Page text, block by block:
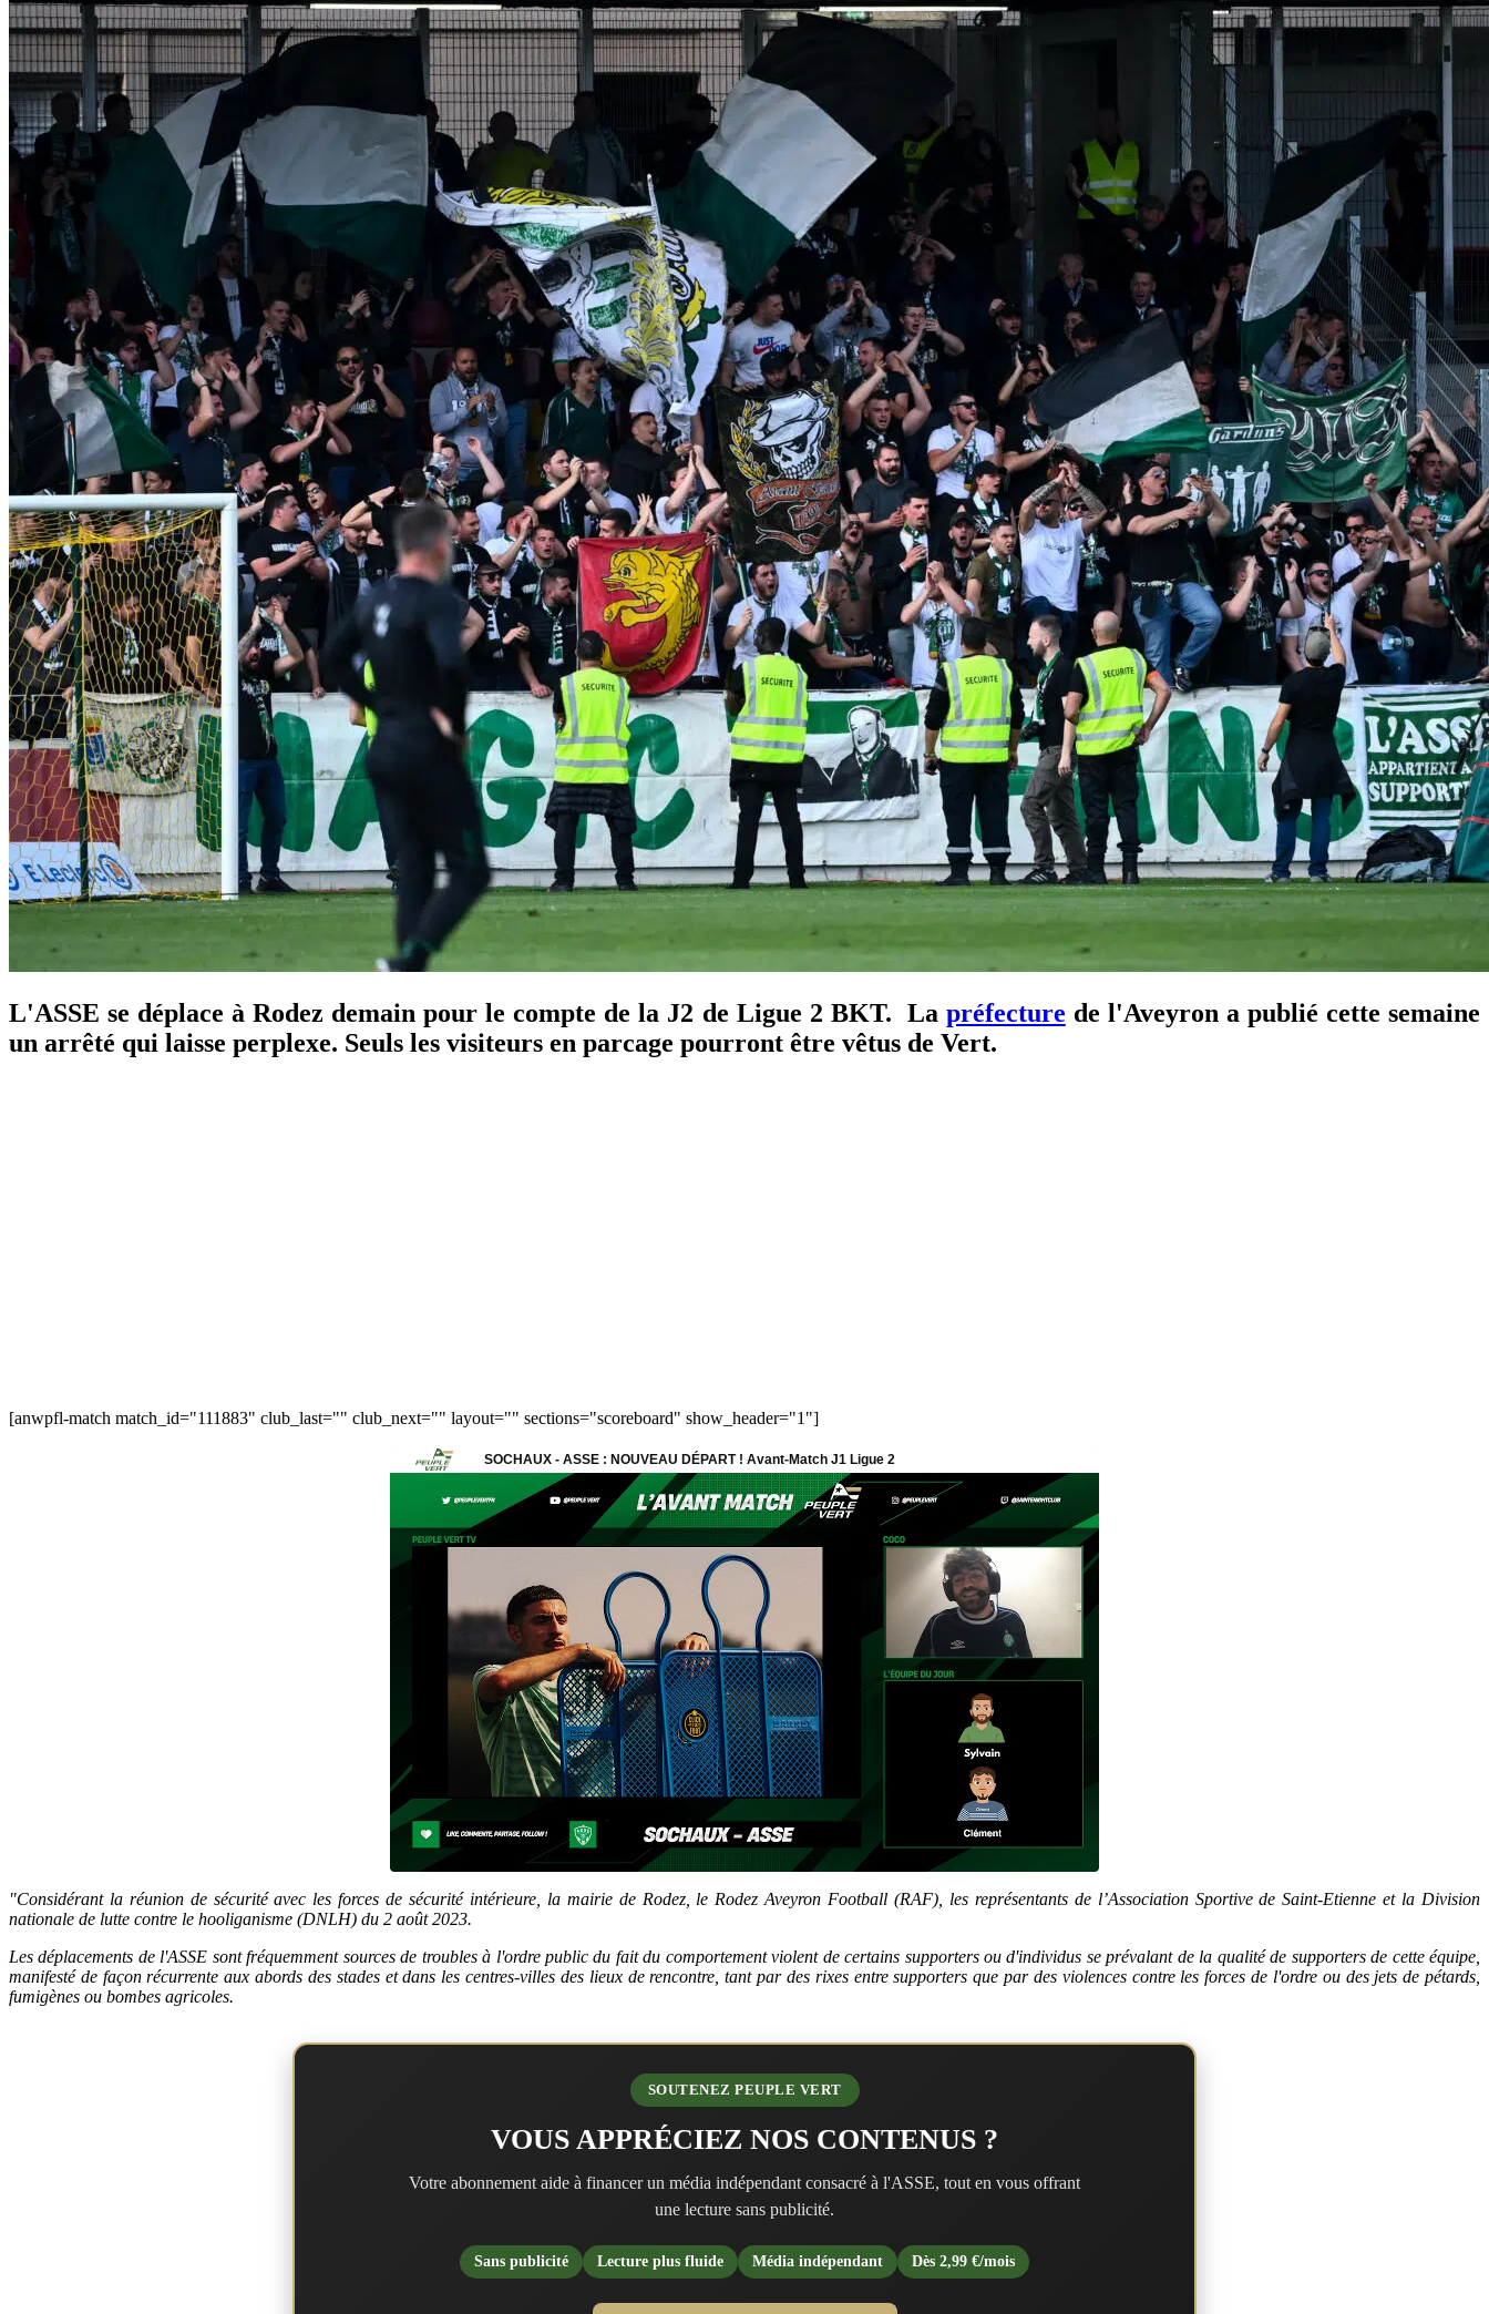
L'ASSE se déplace à Rodez demain pour le compte de la J2 de Ligue 2 BKT. La préfecture de l'Aveyron a publié cette semaine
un arrêté qui laisse perplexe. Seuls les visiteurs en parcage pourront être vêtus de Vert.
[anwpfl-match match_id="111883" club_last="" club_next="" layout="" sections="scoreboard" show_header="1"]
"Considérant la réunion de sécurité avec les forces de sécurité intérieure, la mairie de Rodez, le Rodez Aveyron Football (RAF), les représentants de l’Association Sportive de Saint-Etienne et la Division
nationale de lutte contre le hooliganisme (DNLH) du 2 août 2023.
Les déplacements de l'ASSE sont fréquemment sources de troubles à l'ordre public du fait du comportement violent de certains supporters ou d'individus se prévalant de la qualité de supporters de cette équipe,
manifesté de façon récurrente aux abords des stades et dans les centres-villes des lieux de rencontre, tant par des rixes entre supporters que par des violences contre les forces de l'ordre ou des jets de pétards,
fumigènes ou bombes agricoles.
SOUTENEZ PEUPLE VERT
VOUS APPRÉCIEZ NOS CONTENUS ?
Votre abonnement aide à financer un média indépendant consacré à l'ASSE, tout en vous offrant
une lecture sans publicité.
Sans publicité Lecture plus fluide Média indépendant Dès 2,99 €/mois